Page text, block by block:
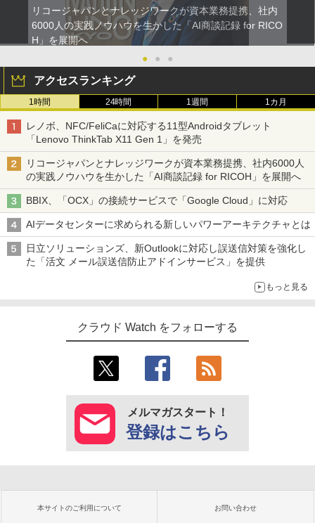
リコージャパンとナレッジワークが資本業務提携、社内
6000人の実践ノウハウを生かした「AI商談記録 for RICO
H」を展開へ
●
● ●
アクセスランキング
1時間 24時間 1週間 1カ月
レノボ、NFC/FeliCaに対応する11型Androidタブレット
「Lenovo ThinkTab X11 Gen 1」を発売
リコージャパンとナレッジワークが資本業務提携、社内6000人
の実践ノウハウを生かした「AI商談記録 for RICOH」を展開へ
BBIX、「OCX」の接続サービスで「Google Cloud」に対応
AIデータセンターに求められる新しいパワーアーキテクチャとは
日立ソリューションズ、新Outlookに対応し誤送信対策を強化し
た「活文 メール誤送信防止アドインサービス」を提供
もっと見る
クラウド Watch をフォローする
メルマガスタート！
登録はこちら
本サイトのご利用について お問い合わせ